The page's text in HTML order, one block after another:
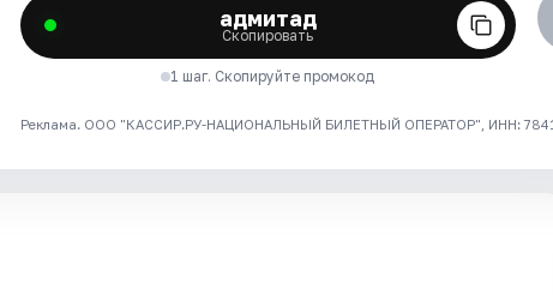
адмитад
Скопировать
1 шаг. Скопируйте промокод
Реклама. ООО "КАССИР.РУ-НАЦИОНАЛЬНЫЙ БИЛЕТНЫЙ ОПЕРАТОР", ИНН: